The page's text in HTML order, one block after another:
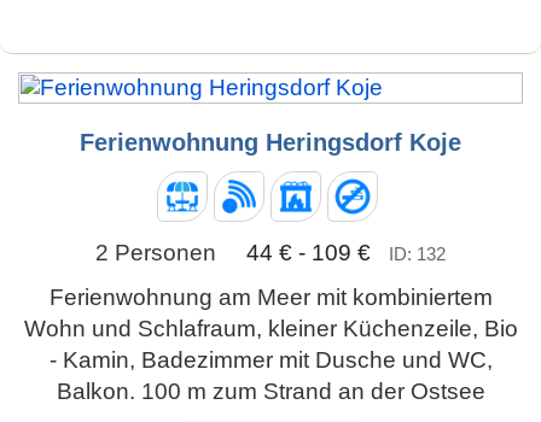
Ferienwohnung Heringsdorf Koje
2 Personen 44 € - 109 € ID: 132
Ferienwohnung am Meer mit kombiniertem
Wohn und Schlafraum, kleiner Küchenzeile, Bio
- Kamin, Badezimmer mit Dusche und WC,
Balkon. 100 m zum Strand an der Ostsee